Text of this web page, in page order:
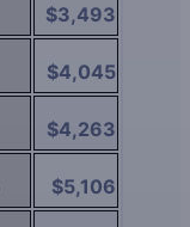
$3,493
$4,045
$4,263
$5,106